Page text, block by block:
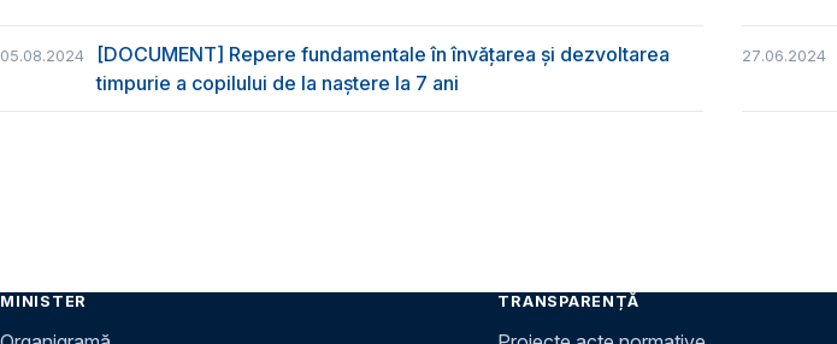
05.08.2024
[DOCUMENT] Repere fundamentale în învățarea și dezvoltarea
timpurie a copilului de la naștere la 7 ani
27.06.2024
MINISTER TRANSPARENȚĂ